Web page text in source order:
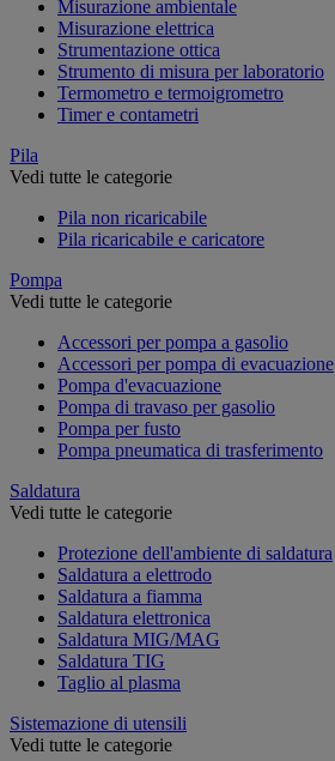
Misurazione ambientale
Misurazione elettrica
Strumentazione ottica
Strumento di misura per laboratorio
Termometro e termoigrometro
Timer e contametri
Pila
Vedi tutte le categorie
Pila non ricaricabile
Pila ricaricabile e caricatore
Pompa
Vedi tutte le categorie
Accessori per pompa a gasolio
Accessori per pompa di evacuazione
Pompa d'evacuazione
Pompa di travaso per gasolio
Pompa per fusto
Pompa pneumatica di trasferimento
Saldatura
Vedi tutte le categorie
Protezione dell'ambiente di saldatura
Saldatura a elettrodo
Saldatura a fiamma
Saldatura elettronica
Saldatura MIG/MAG
Saldatura TIG
Taglio al plasma
Sistemazione di utensili
Vedi tutte le categorie